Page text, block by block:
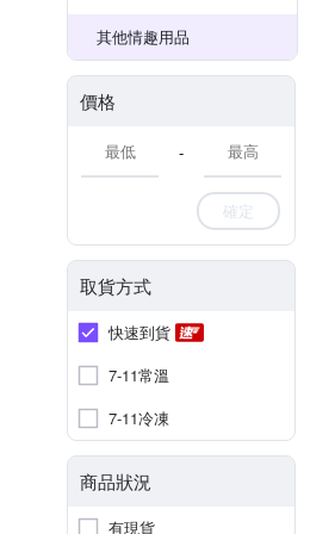
其他情趣用品
價格
-
確定
取貨方式
快速到貨
7-11常溫
7-11冷凍
商品狀況
有現貨